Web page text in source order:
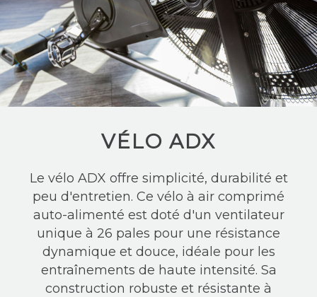
VÉLO ADX
Le vélo ADX offre simplicité, durabilité et
peu d'entretien. Ce vélo à air comprimé
auto-alimenté est doté d'un ventilateur
unique à 26 pales pour une résistance
dynamique et douce, idéale pour les
entraînements de haute intensité. Sa
construction robuste et résistante à